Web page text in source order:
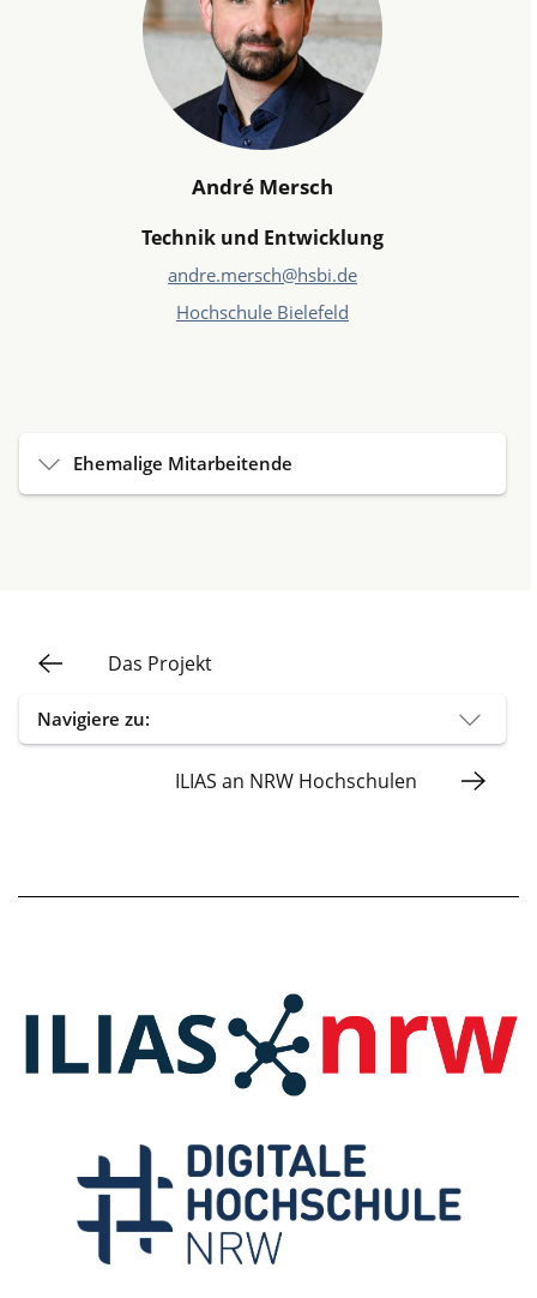
André Mersch
Technik und Entwicklung
andre.mersch@hsbi.de
Hochschule Bielefeld
Ehemalige Mitarbeitende
Das Projekt
Navigiere zu:
ILIAS an NRW Hochschulen